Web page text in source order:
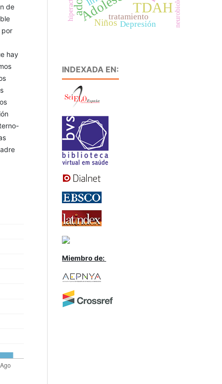
de
por
hay
TDAH
Niños
tratamiento
Depresión neurobiología
INDEXADA EN:
Miembro de: